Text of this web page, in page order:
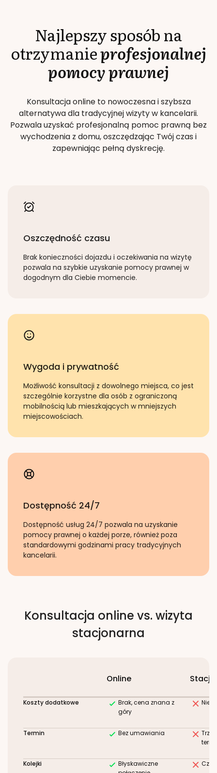
Najlepszy sposób na
otrzymanieprofesjonalnej
pomocy prawnej
Konsultacja online to nowoczesna i szybsza
alternatywa dla tradycyjnej wizyty w kancelarii.
Pozwala uzyskać profesjonalną pomoc prawną bez
wychodzenia z domu, oszczędzając Twój czas i
zapewniając pełną dyskrecję.
Oszczędność czasu
Brak konieczności dojazdu i oczekiwania na wizytę
pozwala na szybkie uzyskanie pomocy prawnej w
dogodnym dla Ciebie momencie.
Wygoda i prywatność
Możliwość konsultacji z dowolnego miejsca, co jest
szczególnie korzystne dla osób z ograniczoną
mobilnością lub mieszkających w mniejszych
miejscowościach.
Dostępność 24/7
Dostępność usług 24/7 pozwala na uzyskanie
pomocy prawnej o każdej porze, również poza
standardowymi godzinami pracy tradycyjnych
kancelarii.
Konsultacja online vs. wizyta
stacjonarna
Online
Koszty dodatkowe
Brak, cena znana z
góry
Termin Bez umawiania
Kolejki
Błyskawiczne